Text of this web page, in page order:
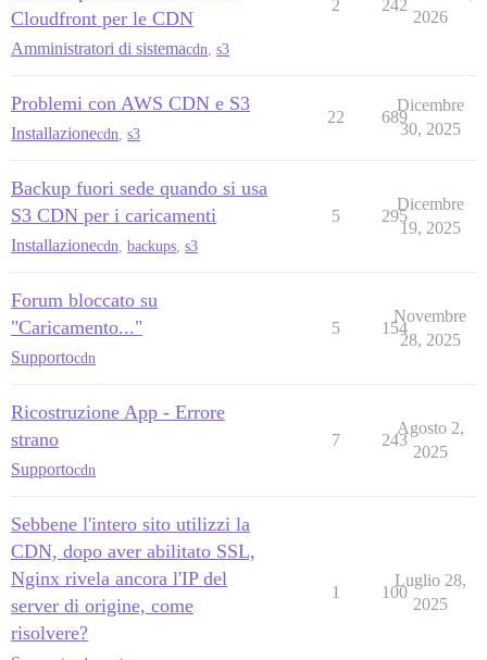
Cloudfront per le CDN
Amministratori di sistemacdn s3
2 242
2026
Problemi con AWS CDN e S3
Installazionecdn s3
22 689
Dicembre
30, 2025
Backup fuori sede quando si usa
S3 CDN per i caricamenti
Installazionecdn backups s3
5 295
Dicembre
19, 2025
Forum bloccato su
"Caricamento..."
Supportocdn
5 154
Novembre
28, 2025
Ricostruzione App - Errore
strano
Supportocdn
7 243
Agosto 2,
2025
Sebbene l'intero sito utilizzi la
CDN, dopo aver abilitato SSL,
Nginx rivela ancora l'IP del
server di origine, come
risolvere?
1 100
Luglio 28,
2025